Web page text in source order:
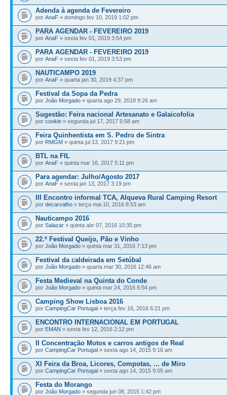
Adenda à agenda de Fevereiro
por AnaF » domingo fev 10, 2019 1:02 pm
PARA AGENDAR - FEVEREIRO 2019
por AnaF » sexta fev 01, 2019 3:54 pm
PARA AGENDAR - FEVEREIRO 2019
por AnaF » sexta fev 01, 2019 3:53 pm
NAUTICAMPO 2019
por AnaF » quarta jan 30, 2019 4:37 pm
Festival da Sopa da Pedra
por João Morgado » quarta ago 29, 2018 9:26 am
Sugestão: Feira nacional Artesanato e Galaicofolia
por cookie » segunda jul 17, 2017 5:58 am
Feira Quinhentista em S. Pedro de Sintra
por RMGM » quinta jul 13, 2017 9:21 pm
BTL na FIL
por AnaF » quinta mar 16, 2017 5:11 pm
Para agendar: Julho/Agosto 2017
por AnaF » sexta jan 13, 2017 3:19 pm
III Encontro informal TCA, Alqueva Rural Camping Resort
por decarvalho » terça mai 10, 2016 8:53 am
Nauticampo 2016
por Salazar » quinta abr 07, 2016 10:35 pm
22.º Festival Queijo, Pão e Vinho
por João Morgado » quinta mar 31, 2016 7:13 pm
Festival da caldeirada em Setúbal
por João Morgado » quarta mar 30, 2016 12:46 am
Festa Medieval na Quinta do Conde
por João Morgado » quinta mar 24, 2016 8:54 pm
Camping Show Lisboa 2016
por CampingCar Portugal » terça fev 16, 2016 6:21 pm
ENCONTRO INTERNACIONAL EM PORTUGAL
por EMAN » sexta fev 12, 2016 2:12 pm
II Concentração Motos e carros antigos de Real
por CampingCar Portugal » sexta ago 14, 2015 9:16 am
XI Feira da Broa, Licores, Compotas, ... de Miro
por CampingCar Portugal » sexta ago 14, 2015 9:05 am
Festa do Morango
por João Morgado » segunda jun 08, 2015 1:42 pm